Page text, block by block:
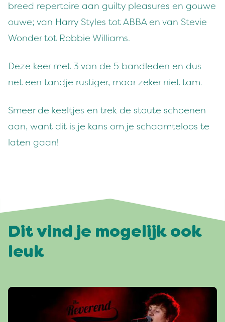
breed repertoire aan guilty pleasures en gouwe
ouwe; van Harry Styles tot ABBA en van Stevie
Wonder tot Robbie Williams.
Deze keer met 3 van de 5 bandleden en dus
net een tandje rustiger, maar zeker niet tam.
Smeer de keeltjes en trek de stoute schoenen
aan, want dit is je kans om je schaamteloos te
laten gaan!
Dit vind je mogelijk ook
leuk